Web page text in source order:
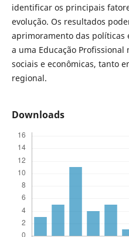
identificar os principais
evolução. Os resultados
aprimoramento das políticas
a uma Educação
sociais e econômicas, tanto
regional.
Downloads